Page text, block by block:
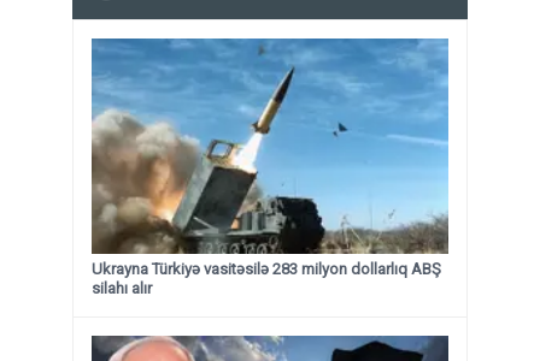
Ukrayna Türkiyə vasitəsilə 283 milyon dollarlıq ABŞ
silahı alır